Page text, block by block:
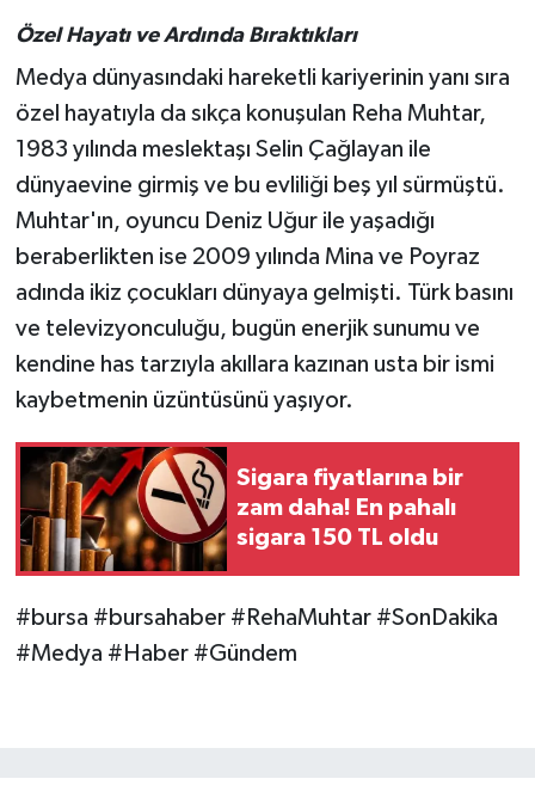
Özel Hayatı ve Ardında Bıraktıkları
Medya dünyasındaki hareketli kariyerinin yanı sıra
özel hayatıyla da sıkça konuşulan Reha Muhtar,
1983 yılında meslektaşı Selin Çağlayan ile
dünyaevine girmiş ve bu evliliği beş yıl sürmüştü.
Muhtar'ın, oyuncu Deniz Uğur ile yaşadığı
beraberlikten ise 2009 yılında Mina ve Poyraz
adında ikiz çocukları dünyaya gelmişti. Türk basını
ve televizyonculuğu, bugün enerjik sunumu ve
kendine has tarzıyla akıllara kazınan usta bir ismi
kaybetmenin üzüntüsünü yaşıyor.
Sigara fiyatlarına bir
zam daha! En pahalı
sigara 150 TL oldu
#bursa #bursahaber #RehaMuhtar #SonDakika
#Medya #Haber #Gündem